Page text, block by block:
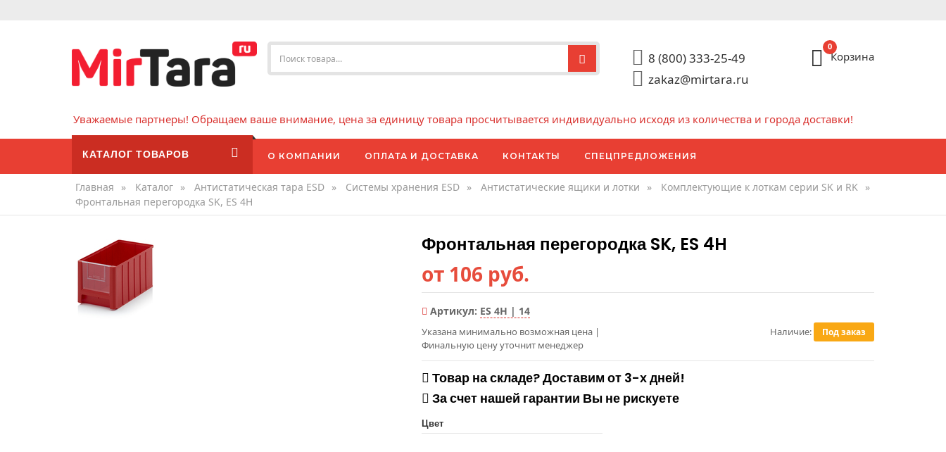
8 (800) 333-25-49
zakaz@mirtara.ru
0
Корзина
Уважаемые партнеры! Обращаем ваше внимание, цена за единицу товара просчитывается индивидуально исходя из количества и города доставки!
КАТАЛОГ ТОВАРОВ О КОМПАНИИ ОПЛАТА И ДОСТАВКА КОНТАКТЫ СПЕЦПРЕДЛОЖЕНИЯ
Главная » Каталог » Антистатическая тара ESD » Системы хранения ESD » Антистатические ящики и лотки » Комплектующие к лоткам серии SK и RK
»
Фронтальная перегородка SK, ES 4H
Фронтальная перегородка SK, ES 4H
от 106 руб.
Артикул: ES 4H | 14
Указана минимально возможная цена |
Финальную цену уточнит менеджер
Наличие: Под заказ
Товар на складе? Доставим от 3-х дней!
За счет нашей гарантии Вы не рискуете
Цвет